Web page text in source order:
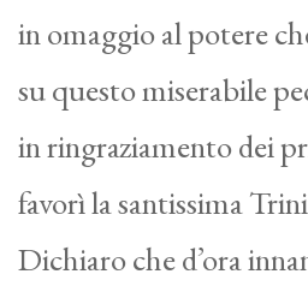
in omaggio al potere
su questo miserabile
in ringraziamento dei
favorì la santissima
Dichiaro che d’ora